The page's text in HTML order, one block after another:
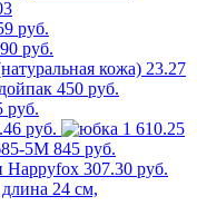
руб.
руб.
23.27
450 руб.
руб.
руб.
1 610.25
845 руб.
307.30 руб.